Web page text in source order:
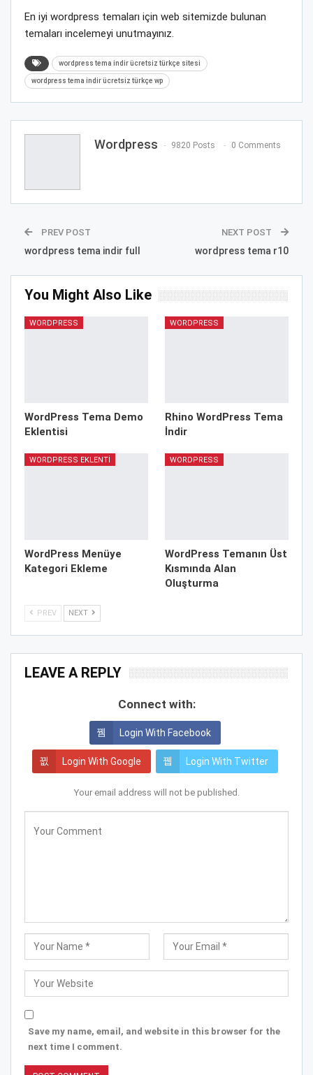
En iyi wordpress temaları için web sitemizde bulunan
temaları incelemeyi unutmayınız.
wordpress tema indir ücretsiz türkçe sitesi
wordpress tema indir ücretsiz türkçe wp
Wordpress 9820 Posts 0 Comments
PREV POST
wordpress tema indir full
NEXT POST
wordpress tema r10
You Might Also Like
WORDPRESS
WordPress Tema Demo
Eklentisi
WORDPRESS
Rhino WordPress Tema
İndir
WORDPRESS EKLENTI
WordPress Menüye
Kategori Ekleme
WORDPRESS
WordPress Temanın Üst
Kısmında Alan
Oluşturma
PREV NEXT
LEAVE A REPLY
Connect with:
Login With Facebook
Login With Google Login With Twitter
Your email address will not be published.
Save my name, email, and website in this browser for the
next time I comment.